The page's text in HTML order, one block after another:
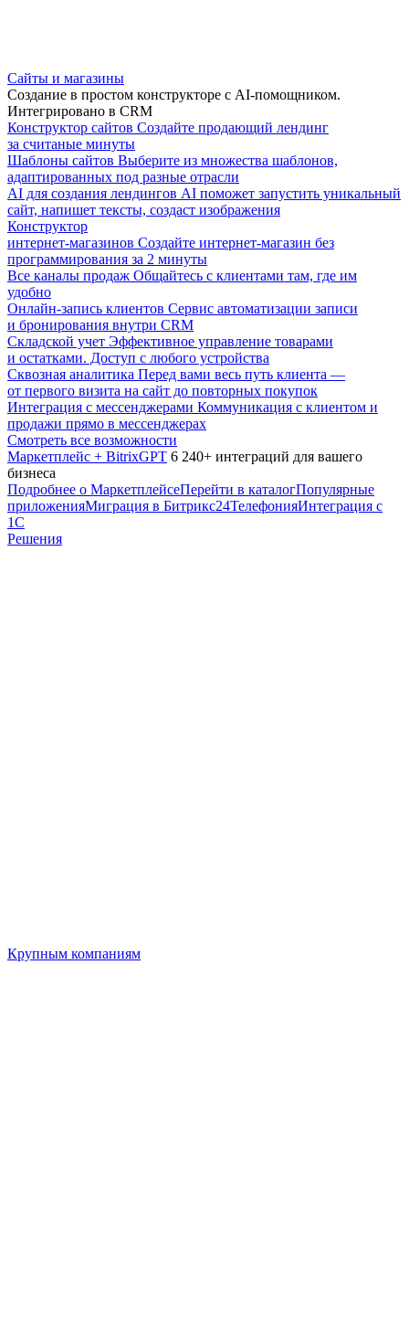
Сайты и магазины
Создание в простом конструкторе с AI-помощником.
Интегрировано в CRM
Конструктор сайтов Создайте продающий лендинг
за считаные минуты
Шаблоны сайтов Выберите из множества шаблонов,
адаптированных под разные отрасли
AI для создания лендингов AI поможет запустить уникальный
сайт, напишет тексты, создаст изображения
Конструктор
интернет-магазинов Создайте интернет-магазин без
программирования за 2 минуты
Все каналы продаж Общайтесь с клиентами там, где им
удобно
Онлайн-запись клиентов Сервис автоматизации записи
и бронирования внутри CRM
Складской учет Эффективное управление товарами
и остатками. Доступ с любого устройства
Сквозная аналитика Перед вами весь путь клиента —
от первого визита на сайт до повторных покупок
Интеграция с мессенджерами Коммуникация с клиентом и
продажи прямо в мессенджерах
Смотреть все возможности
Маркетплейс + BitrixGPT 6 240+ интеграций для вашего
бизнеса
Подробнее о МаркетплейсеПерейти в каталогПопулярные
приложенияМиграция в Битрикс24ТелефонияИнтеграция с
1С
Решения
Крупным компаниям